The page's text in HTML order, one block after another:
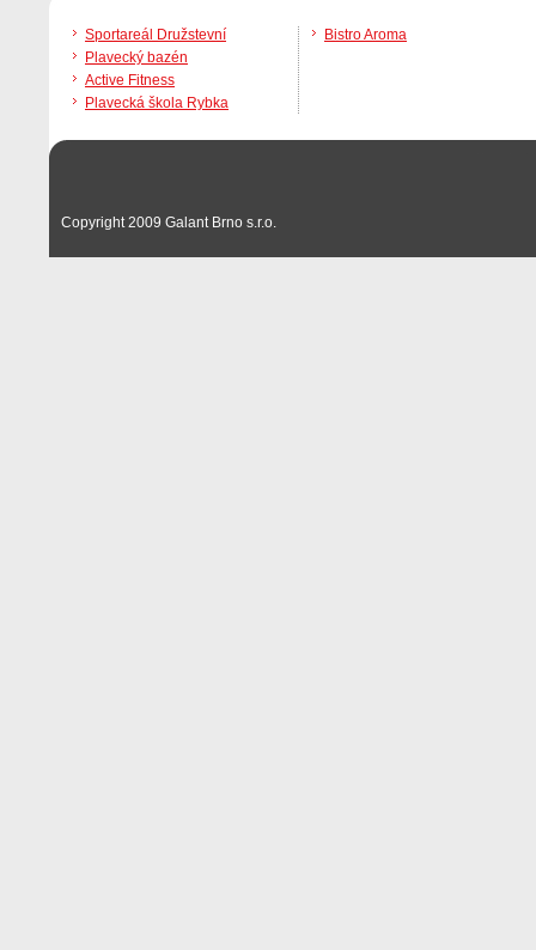
Sportareál Družstevní
Plavecký bazén
Active Fitness
Plavecká škola Rybka
Bistro Aroma
Copyright 2009 Galant Brno s.r.o.